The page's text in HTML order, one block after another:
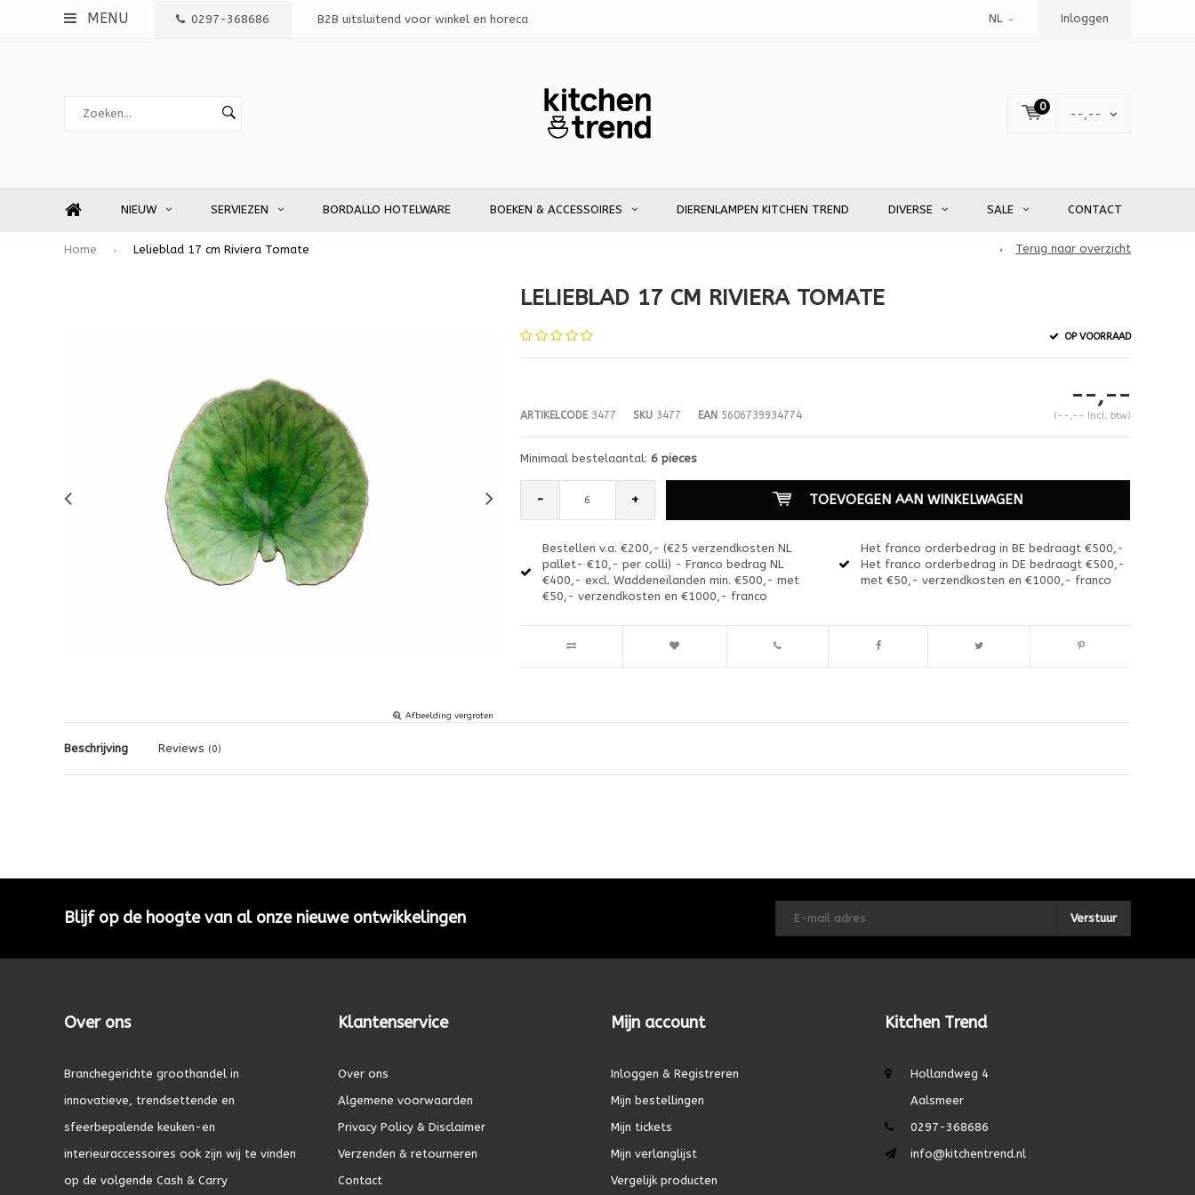
MENU 0297-368686 B2B uitsluitend voor winkel en horeca NL Inloggen
0
--,--
NIEUW SERVIEZEN BORDALLO HOTELWARE BOEKEN & ACCESSOIRES DIERENLAMPEN KITCHEN TREND DIVERSE SALE CONTACT
Home Lelieblad 17 cm Riviera Tomate Terug naar overzicht
Afbeelding vergroten
LELIEBLAD 17 CM RIVIERA TOMATE
OP VOORRAAD
ARTIKELCODE3477 SKU3477 EAN5606739934774
--,--
(--,-- Incl. btw)
Minimaal bestelaantal: 6 pieces
- + TOEVOEGEN AAN WINKELWAGEN
Bestellen v.a. €200,- (€25 verzendkosten NL
pallet- €10,- per colli) - Franco bedrag NL
€400,- excl. Waddeneilanden min. €500,- met
€50,- verzendkosten en €1000,- franco
Het franco orderbedrag in BE bedraagt €500,-
Het franco orderbedrag in DE bedraagt €500,-
met €50,- verzendkosten en €1000,- franco
Beschrijving Reviews (0)
Blijf op de hoogte van al onze nieuwe ontwikkelingen Verstuur
Over ons
Branchegerichte groothandel in
innovatieve, trendsettende en
sfeerbepalende keuken-en
interieuraccessoires ook zijn wij te vinden
op de volgende Cash & Carry
Klantenservice
Over ons
Algemene voorwaarden
Privacy Policy & Disclaimer
Verzenden & retourneren
Contact
Mijn account
Inloggen & Registreren
Mijn bestellingen
Mijn tickets
Mijn verlanglijst
Vergelijk producten
Kitchen Trend
Hollandweg 4
Aalsmeer
0297-368686
info@kitchentrend.nl